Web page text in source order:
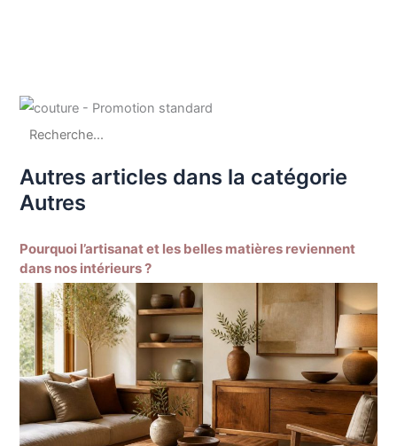
Autres articles dans la catégorie
Autres
Pourquoi l’artisanat et les belles matières reviennent
dans nos intérieurs ?